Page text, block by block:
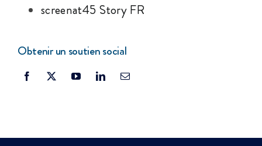
screenat45 Story FR
Obtenir un soutien social